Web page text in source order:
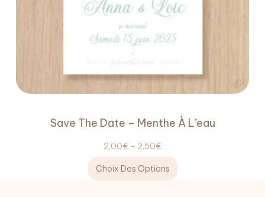
Save The Date – Menthe À L’eau
2,00€ – 2,50€
Choix Des Options